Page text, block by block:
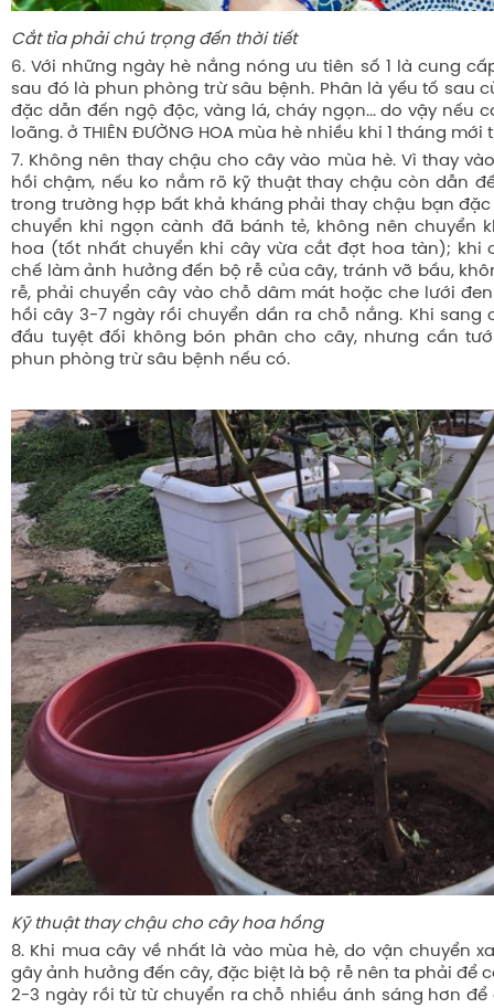
Cắt tỉa phải chú trọng đến thời tiết
6. Với những ngày hè nắng nóng ưu tiên số 1 là cung
sau đó là phun phòng trừ sâu bệnh. Phân là yếu tố sau
đặc dẫn đến ngộ độc, vàng lá, cháy ngọn... do vậy nếu
loãng. ở THIÊN ĐƯỜNG HOA mùa hè nhiều khi 1 tháng mới
7. Không nên thay chậu cho cây vào mùa hè. Vì thay
hồi chậm, nếu ko nắm rõ kỹ thuật thay chậu còn dẫn
trong trường hợp bất khả kháng phải thay chậu bạn đặc
chuyển khi ngọn cành đã bánh tẻ, không nên chuyển
hoa (tốt nhất chuyển khi cây vừa cắt đợt hoa tàn); khi
chế làm ảnh hưởng đến bộ rễ của cây, tránh vỡ bầu,
rễ, phải chuyển cây vào chỗ dâm mát hoặc che lưới
hồi cây 3-7 ngày rồi chuyển dần ra chỗ nắng. Khi sang
đầu tuyệt đối không bón phân cho cây, nhưng cần
phun phòng trừ sâu bệnh nếu có.
Kỹ thuật thay chậu cho cây hoa hồng
8. Khi mua cây về nhất là vào mùa hè, do vận chuyển
gây ảnh hưởng đến cây, đặc biệt là bộ rễ nên ta phải để
2-3 ngày rồi từ từ chuyển ra chỗ nhiều ánh sáng hơn